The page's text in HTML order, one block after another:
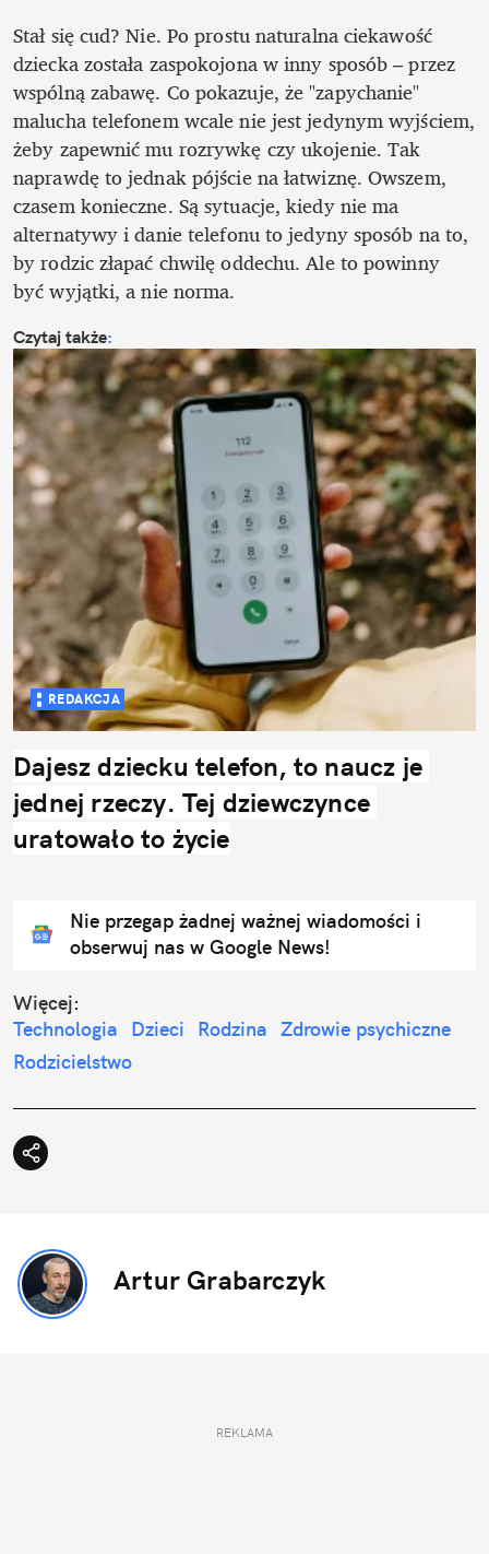
Stał się cud? Nie. Po prostu naturalna ciekawość
dziecka została zaspokojona w inny sposób – przez
wspólną zabawę. Co pokazuje, że "zapychanie"
malucha telefonem wcale nie jest jedynym wyjściem,
żeby zapewnić mu rozrywkę czy ukojenie. Tak
naprawdę to jednak pójście na łatwiznę. Owszem,
czasem konieczne. Są sytuacje, kiedy nie ma
alternatywy i danie telefonu to jedyny sposób na to,
by rodzic złapać chwilę oddechu. Ale to powinny
być wyjątki, a nie norma.
Czytaj także:
REDAKCJA
Dajesz dziecku telefon, to naucz je
jednej rzeczy. Tej dziewczynce
uratowało to życie
Nie przegap żadnej ważnej wiadomości i
obserwuj nas w Google News!
Więcej:
Technologia
Dzieci Rodzina Zdrowie psychiczne
Rodzicielstwo
Artur Grabarczyk
REKLAMA